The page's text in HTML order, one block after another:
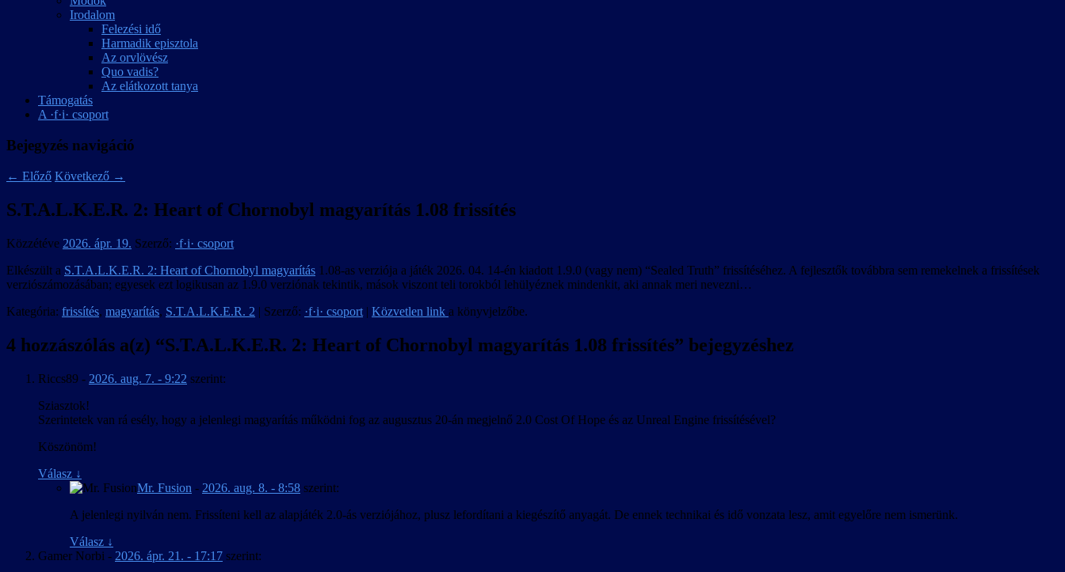
Irodalom
Felezési idő
Harmadik episztola
Az orvlövész
Quo vadis?
Az elátkozott tanya
Támogatás
A ·f·i· csoport
Bejegyzés navigáció
← Előző Következő →
S.T.A.L.K.E.R. 2: Heart of Chornobyl magyarítás 1.08 frissítés
Közzétéve 2026. ápr. 19. Szerző: ·f·i· csoport
Elkészült a S.T.A.L.K.E.R. 2: Heart of Chornobyl magyarítás 1.08-as verziója a játék 2026. 04. 14-én kiadott 1.9.0 (vagy nem) “Sealed Truth” frissítéséhez. A fejlesztők továbbra sem remekelnek a frissítések
verziószámozásában; egyesek ezt logikusan az 1.9.0 verziónak tekintik, mások viszont teli torokból lehülyéznek mindenkit, aki annak meri nevezni…
Kategória: frissítés, magyarítás, S.T.A.L.K.E.R. 2 | Szerző: ·f·i· csoport | Közvetlen link a könyvjelzőbe.
4 hozzászólás a(z) “S.T.A.L.K.E.R. 2: Heart of Chornobyl magyarítás 1.08 frissítés” bejegyzéshez
Riccs89 - 2026. aug. 7. - 9:22 szerint:
Sziasztok!
Szerintetek van rá esély, hogy a jelenlegi magyarítás működni fog az augusztus 20-án megjelnő 2.0 Cost Of Hope és az Unreal Engine frissítésével?
Köszönöm!
Válasz ↓
Mr. Fusion - 2026. aug. 8. - 8:58 szerint:
A jelenlegi nyilván nem. Frissíteni kell az alapjáték 2.0-ás verziójához, plusz lefordítani a kiegészítő anyagát. De ennek technikai és idő vonzata lesz, amit egyelőre nem ismerünk.
Válasz ↓
Gamer Norbi - 2026. ápr. 21. - 17:17 szerint: